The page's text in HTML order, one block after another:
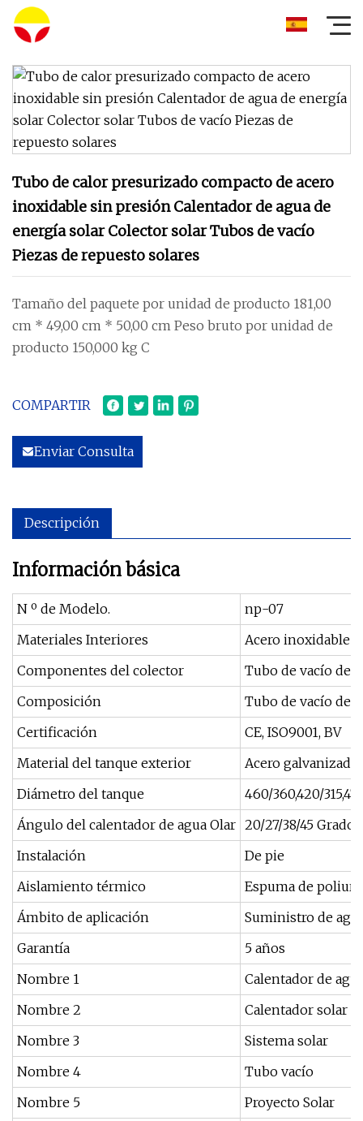
Tubo de calor presurizado compacto de acero
inoxidable sin presión Calentador de agua de
energía solar Colector solar Tubos de vacío
Piezas de repuesto solares
Tamaño del paquete por unidad de producto 181,00
cm * 49,00 cm * 50,00 cm Peso bruto por unidad de
producto 150,000 kg C
COMPARTIR
Enviar Consulta
Descripción
Información básica
N º de Modelo.
np-07
Materiales Interiores
Acero inoxidable
Componentes del colector
Tubo de vacío de
Composición
Tubo de vacío de
Certificación
CE, ISO9001, BV
Material del tanque exterior
Acero
Diámetro del tanque
460/360,420/
Ángulo del calentador de agua Olar 20/27/38/45 Grado
Instalación
De pie
Aislamiento térmico
Espuma de
Ámbito de aplicación
Suministro de
Garantía
5 años
Nombre 1
Calentador de
Nombre 2
Calentador solar
Nombre 3
Sistema solar
Nombre 4
Tubo vacío
Nombre 5
Proyecto Solar